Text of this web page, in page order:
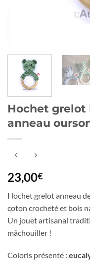
Hochet grelot
anneau
23,00€
Hochet grelot anneau
coton crocheté et bois
Un jouet artisanal
mâchouiller !
Coloris présenté :